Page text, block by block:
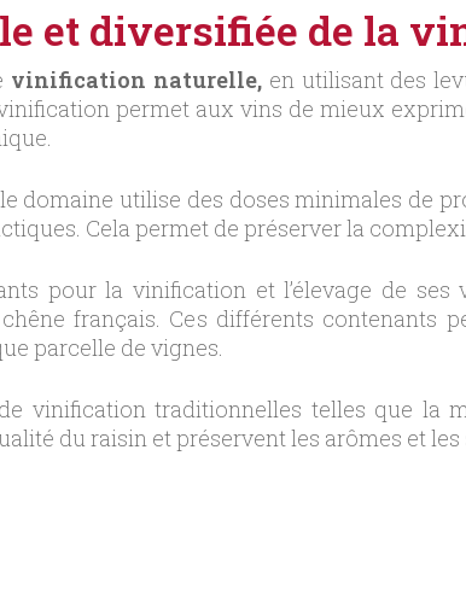
et diversifiée de la
vinification naturelle,en utilisant des
permet aux vins de mieux
domaine utilise des doses minimales de
Cela permet de préserver la
pour la vinification et l’élevage de
français. Ces différents contenants
parcelle de vignes.
vinification traditionnelles telles que la
du raisin et préservent les arômes et